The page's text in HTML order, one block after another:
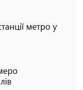
метро у